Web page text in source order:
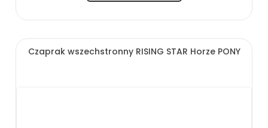
Czaprak wszechstronny RISING STAR Horze PONY